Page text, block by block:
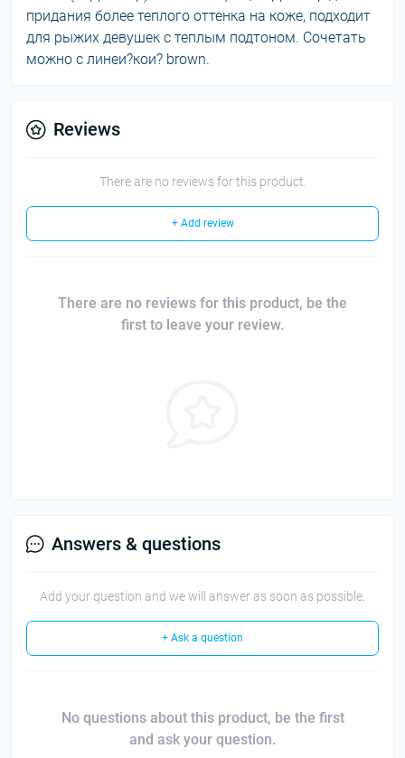
придания более теплого оттенка на коже, подходит
для рыжих девушек с теплым подтоном. Сочетать
можно с линеи?кои? brown.
Reviews
There are no reviews for this product.
+ Add review
There are no reviews for this product, be the
first to leave your review.
Answers & questions
Add your question and we will answer as soon as possible.
+ Ask a question
No questions about this product, be the first
and ask your question.